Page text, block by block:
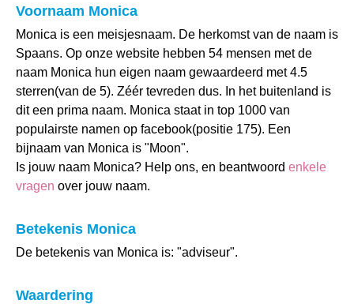
Voornaam Monica
Monica is een meisjesnaam. De herkomst van de naam is
Spaans. Op onze website hebben 54 mensen met de
naam Monica hun eigen naam gewaardeerd met 4.5
sterren(van de 5). Zéér tevreden dus. In het buitenland is
dit een prima naam. Monica staat in top 1000 van
populairste namen op facebook(positie 175). Een
bijnaam van Monica is "Moon".
Is jouw naam Monica? Help ons, en beantwoord enkele
vragen over jouw naam.
Betekenis Monica
De betekenis van Monica is: "adviseur".
Waardering